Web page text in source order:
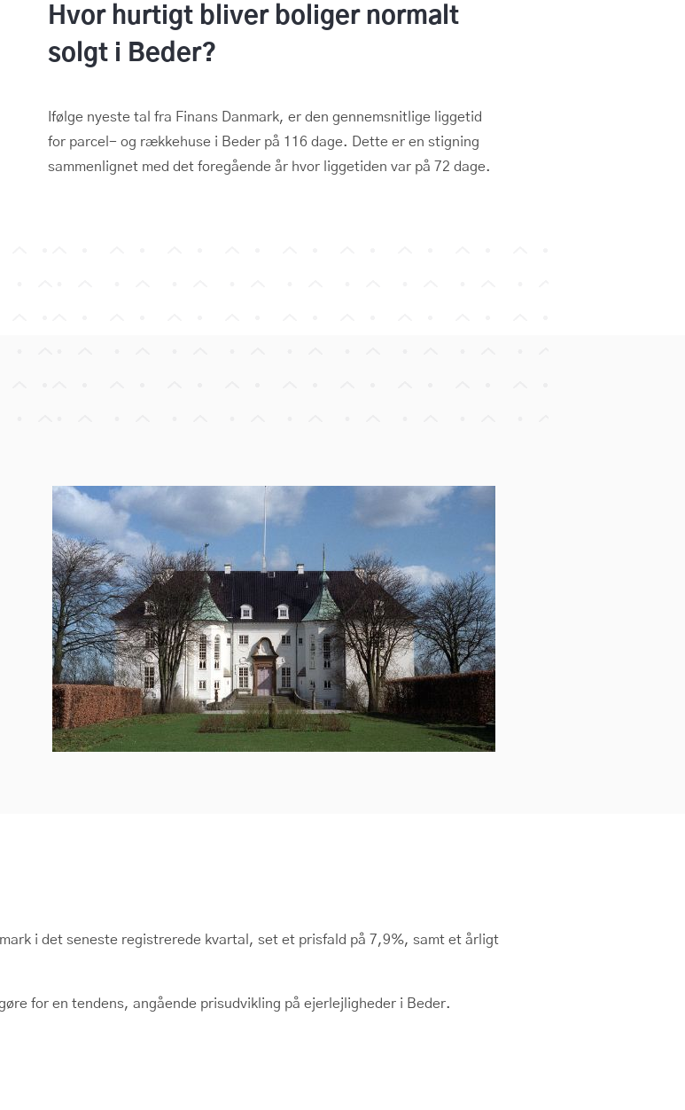
Hvor hurtigt bliver boliger normalt
solgt i Beder?
Ifølge nyeste tal fra Finans Danmark, er den gennemsnitlige liggetid
for parcel- og rækkehuse i Beder på 116 dage. Dette er en stigning
sammenlignet med det foregående år hvor liggetiden var på 72 dage.
i det seneste registrerede kvartal, set et prisfald på 7,9%, samt et årligt
for en tendens, angående prisudvikling på ejerlejligheder i Beder.